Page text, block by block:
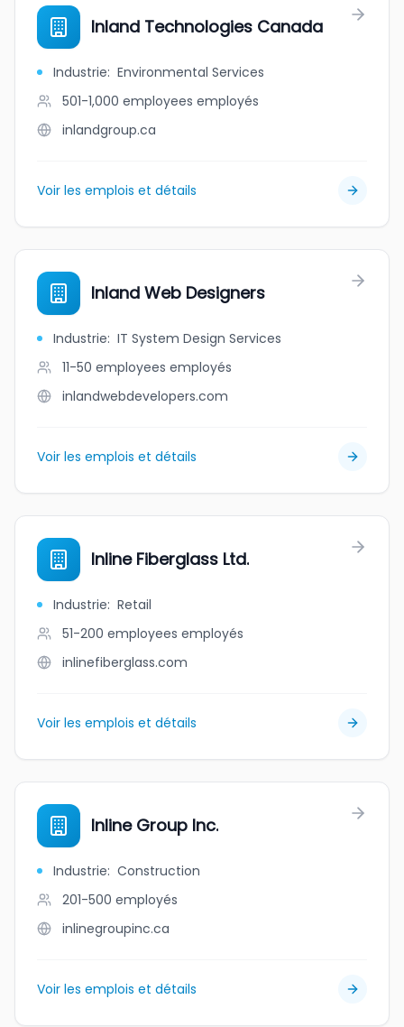
Inland Technologies Canada
Industrie: Environmental Services
501-1,000 employees employés
inlandgroup.ca
Voir les emplois et détails
Inland Web Designers
Industrie: IT System Design Services
11-50 employees employés
inlandwebdevelopers.com
Voir les emplois et détails
Inline Fiberglass Ltd.
Industrie: Retail
51-200 employees employés
inlinefiberglass.com
Voir les emplois et détails
Inline Group Inc.
Industrie: Construction
201-500 employés
inlinegroupinc.ca
Voir les emplois et détails